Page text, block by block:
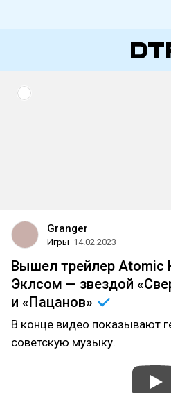
Granger
Игры 14.02.2023
Вышел трейлер Atomic
Эклсом — звездой
и «Пацанов»
В конце видео показывают
советскую музыку.